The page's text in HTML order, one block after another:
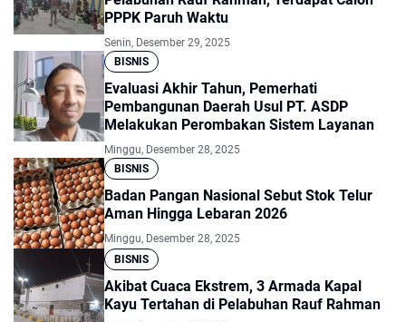
PPPK Paruh Waktu
Senin, Desember 29, 2025
BISNIS
Evaluasi Akhir Tahun, Pemerhati
Pembangunan Daerah Usul PT. ASDP
Melakukan Perombakan Sistem Layanan
Minggu, Desember 28, 2025
BISNIS
Badan Pangan Nasional Sebut Stok Telur
Aman Hingga Lebaran 2026
Minggu, Desember 28, 2025
BISNIS
Akibat Cuaca Ekstrem, 3 Armada Kapal
Kayu Tertahan di Pelabuhan Rauf Rahman